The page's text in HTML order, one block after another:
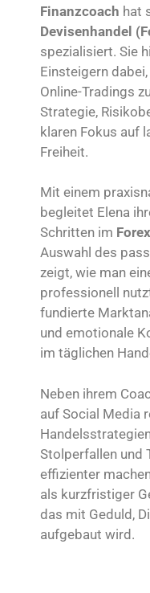
Finanzcoach hat
Devisenhandel
spezialisiert. Sie
Einsteigern
Online-Tradings
Strategie,
klaren Fokus auf
Freiheit.
Mit einem
begleitet Elena
Schritten im
Auswahl des
zeigt, wie man
professionell
fundierte
und emotionale
im täglichen
Neben ihrem
auf Social Media
Stolperfallen und
effizienter
als kurzfristiger
das mit Geduld,
aufgebaut wird.